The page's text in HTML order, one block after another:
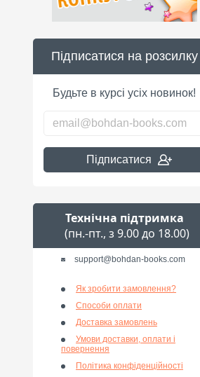
Підписатися на розсилку
Будьте в курсі усіх новинок!
Підписатися
Технічна підтримка
(пн.-пт., з 9.00 до 18.00)
support@bohdan-books.com
Як зробити замовлення?
Способи оплати
Доставка замовлень
Умови доставки, оплати і
повернення
Політика конфіденційності